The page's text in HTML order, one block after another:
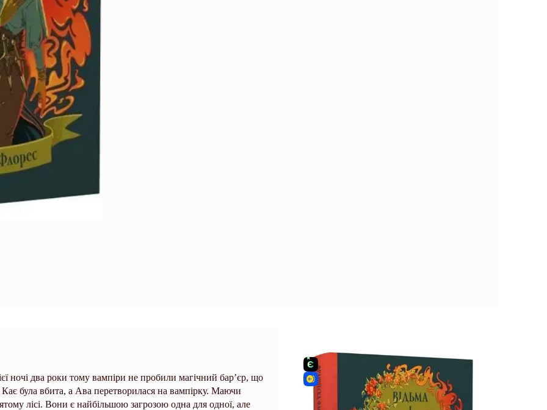
ночі два роки тому вампіри не пробили магічний бар’єр, що
Кає була вбита, а Ава перетворилася на вампірку. Маючи
лісі. Вони є найбільшою загрозою одна для одної, але